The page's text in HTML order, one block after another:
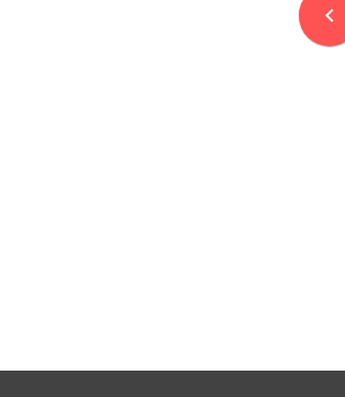
navigate_before